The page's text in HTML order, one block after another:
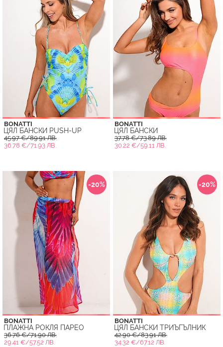
BONATTI
ЦЯЛ БАНСКИ PUSH-UP
45.97 €/89.91 ЛВ.
36.78 €/71.93 ЛВ.
BONATTI
ЦЯЛ БАНСКИ
37.78 €/73.89 ЛВ.
30.22 €/59.11 ЛВ.
-20%
BONATTI
ПЛАЖНА РОКЛЯ ПАРЕО
36.76 €/71.90 ЛВ.
29.41 €/57.52 ЛВ.
-20%
BONATTI
ЦЯЛ БАНСКИ ТРИЪГЪЛНИК
42.90 €/83.91 ЛВ.
34.32 €/67.12 ЛВ.